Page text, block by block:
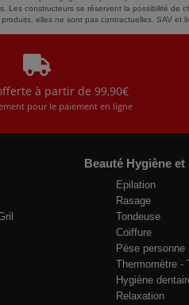
Les constructeurs se réservent la possibilité
elles ne sont pas contractuelles. SAV et
à partir de 99,90€
pour le paiement en ligne
Beauté Hygiène et
Epilation
Rasage
Tondeuse
Coiffure
Pèse personne
Thermomètre -
Hygiène
Relaxation